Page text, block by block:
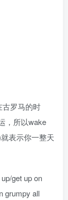
古罗马的时
，所以wake
表示你一整天
get up on
grumpy all